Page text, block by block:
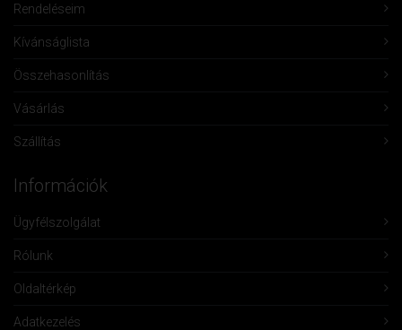
Rendeléseim
Kívánságlista
Összehasonlítás
Vásárlás
Szállítás
Információk
Ügyfélszolgálat
Rólunk
Oldaltérkép
Adatkezelés